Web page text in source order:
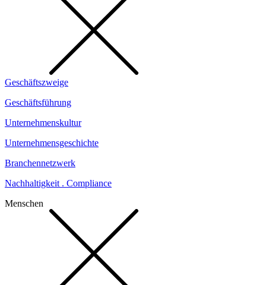
Geschäftszweige
Geschäftsführung
Unternehmenskultur
Unternehmensgeschichte
Branchennetzwerk
Nachhaltigkeit . Compliance
Menschen